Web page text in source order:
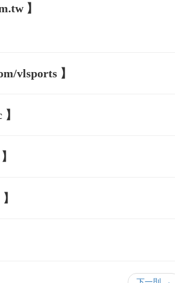
】
vlsports 】